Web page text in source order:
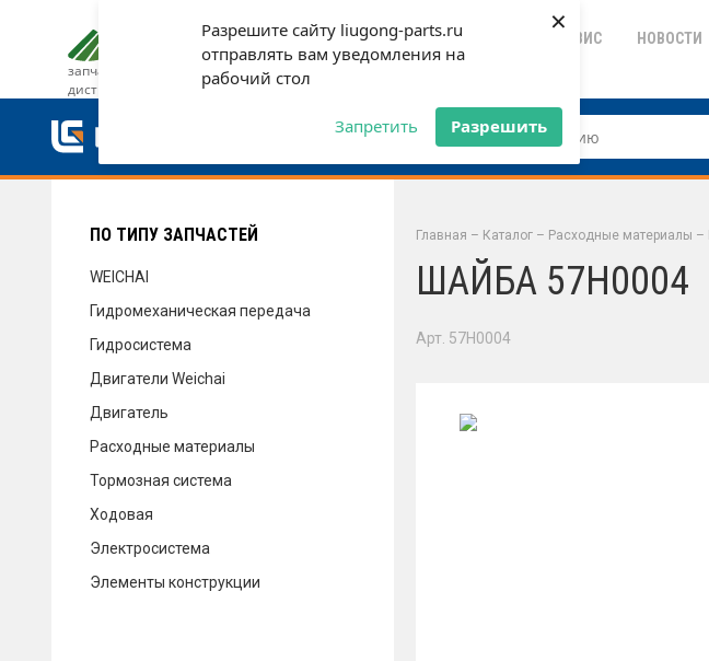
Разрешите сайту liugong-parts.ru
отправлять вам уведомления на
рабочий стол
Запретить Разрешить
×
запчасти от официального
дистрибьютора
ДОСТАВКА И ОПЛАТА ГАРАНТИЯ СЕРВИС НОВОСТИ
ДОСТАВКА И ОПЛАТА
СЕРВИС
ПО ТИПУ ЗАПЧАСТЕЙ
WEICHAI
Гидромеханическая передача
Гидросистема
Двигатели Weichai
Двигатель
Расходные материалы
Тормозная система
Ходовая
Электросистема
Элементы конструкции
Главная – Каталог – Расходные материалы –
ШАЙБА 57H0004
Арт. 57H0004